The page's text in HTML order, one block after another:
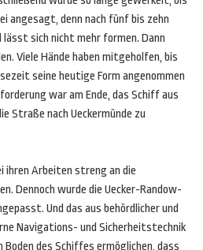
angesagt, denn nach fünf bis zehn
sich nicht mehr formen. Dann
Viele Hände haben mitgeholfen, bis
seine heutige Form angenommen
war am Ende, das Schiff aus
Straße nach Ueckermünde zu
ihren Arbeiten streng an die
Dennoch wurde die Uecker-Randow-
Und das aus behördlicher und
Navigations- und Sicherheitstechnik
Boden des Schiffes ermöglichen, dass